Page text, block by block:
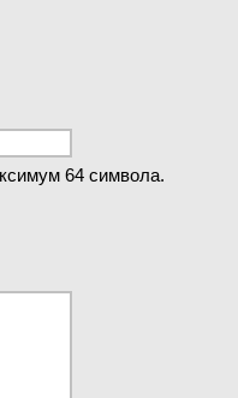
64 символа.